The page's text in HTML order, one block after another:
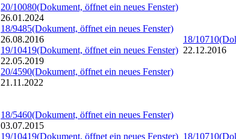
20/10080(Dokument, öffnet ein neues Fenster)
26.01.2024
18/9485(Dokument, öffnet ein neues Fenster)
26.08.2016
19/10419(Dokument, öffnet ein neues Fenster)
22.05.2019
20/4590(Dokument, öffnet ein neues Fenster)
21.11.2022
18/10710
22.12.2016
18/5460(Dokument, öffnet ein neues Fenster)
03.07.2015
19/10419(Dokument, öffnet ein neues Fenster) 18/10710